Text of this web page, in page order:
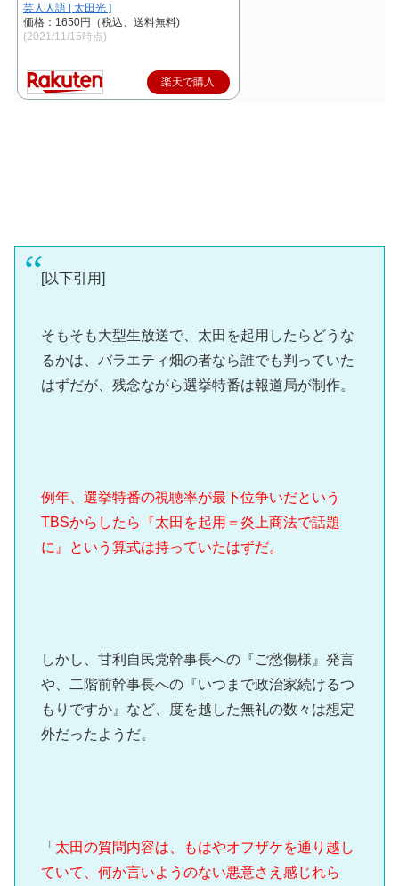
芸人人語 [ 太田光 ]
価格：1650円（税込、送料無料)
(2021/11/15時点)
楽天で購入
[以下引用]
そもそも大型生放送で、太田を起用したらどうな
るかは、バラエティ畑の者なら誰でも判っていた
はずだが、残念ながら選挙特番は報道局が制作。
例年、選挙特番の視聴率が最下位争いだという
TBSからしたら『太田を起用＝炎上商法で話題
に』という算式は持っていたはずだ。
しかし、甘利自民党幹事長への『ご愁傷様』発言
や、二階前幹事長への『いつまで政治家続けるつ
もりですか』など、度を越した無礼の数々は想定
外だったようだ。
「 太田の質問内容は、もはやオフザケを通り越し
ていて、何か言いようのない悪意さえ感じれら